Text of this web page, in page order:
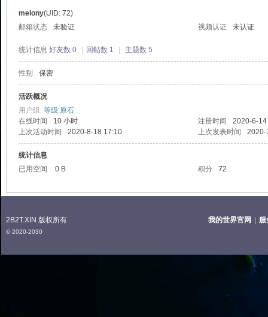
melony(UID: 72)
邮箱状态
未验证 视频认证 未认证
统计信息 好友数 0 回帖数 1 主题数 5
性别 保密
活跃概况
用户组 等级:原石
在线时间
10 小时 注册时间
2020-6-
上次活动时间
2020-8-18 17:10 上次发表时间 2020-
统计信息
已用空间
0 B 积分 72
我的世界官网 服
2B2T.XIN 版权所有
© 2020-2030